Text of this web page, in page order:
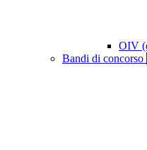
OIV
Bandi di concorso